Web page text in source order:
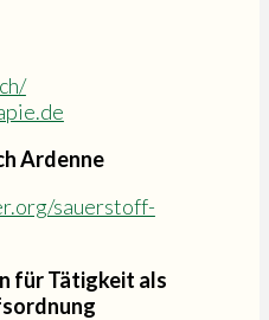
Ardenne
sauerstoff-
für Tätigkeit als